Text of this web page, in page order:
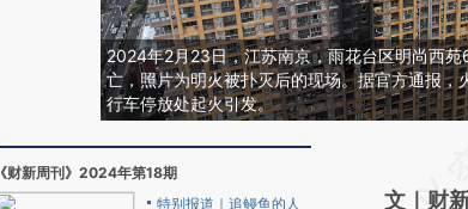
2024年2月23日，江苏南京，雨花台区明尚西
亡，照片为明火被扑灭后的现场。据官方通报，
行车停放处起火引发。
《财新周刊》2024年第18期
特别报道｜追鳗鱼的人
文｜财